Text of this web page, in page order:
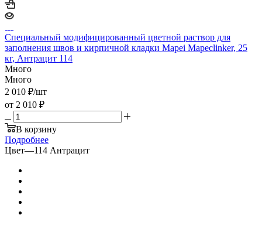
Специальный модифицированный цветной раствор для
заполнения швов и кирпичной кладки Mapei Mapeclinker, 25
кг, Антрацит 114
Много
Много
2 010 ₽/шт
от 2 010 ₽
В корзину
Подробнее
Цвет—114 Антрацит